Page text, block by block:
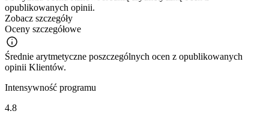
opublikowanych opinii.
Zobacz szczegóły
Oceny szczegółowe
Średnie arytmetyczne poszczególnych ocen z opublikowanych
opinii Klientów.
Intensywność programu
4.8